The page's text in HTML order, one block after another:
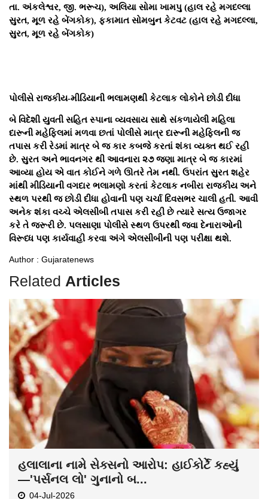
તા. અંકલેશ્વર, જી. ભરૂચ), અલિયા સોમા ખામપુ (હાલ રહે મગદલ્લા
સુરત, મૂળ રહે બેંગકોક), ફકામાત સોમબુન કેટવટ (હાલ રહે મગદલ્લા,
સુરત, મૂળ રહે બેંગકોક)
પોલીસે રાજકીય-મીડિયાની ભલામણથી કેટલાક લોકોને છોડી દીધા
બે વિદેશી યુવતી સહિત સ્પાના વ્યવસાય સાથે સંકળાયેલી મહિલા
દારૂની મહેફિલમાં મળવા છતાં પોલીસે માત્ર દારૂની મહેફિલની જ
તપાસ કરી રેડમાં માત્ર બે જ કાર કબજે કરતાં શંકા વ્યક્ત થઈ રહી
છે. સુરત અને ભાવનગર થી આવનારા ૨૭ જણા માત્ર બે જ કારમાં
આવ્યા હોય એ વાત કોઈને ગળે ઊતરે તેમ નથી. ઉપરાંત સુરત શહેર
માંથી મીડિયાની વગદાર ભલામણો કરતાં કેટલાક નબીરા રાજકીય અને
સ્થળ પરથી જ છોડી દીધા હોવાની પણ ચર્ચા દિવસભર ચાલી હતી. આવી
અનેક શંકા વચ્ચે એલસીબી તપાસ કરી રહી છે ત્યારે સત્ય ઉજાગર
કરે તે જરૂરી છે. પલસાણા પોલીસે સ્થળ ઉપરથી જવા દેનારાઓની
વિરૂધ્ધ પણ કાર્યવાહી કરવા અંગે એલસીબીની પણ પરીક્ષા થશે.
Author : Gujaratenews
Related Articles
હલાલાના નામે સેક્સનો આરોપ: હાઈકોર્ટે કહ્યું
—'પર્સનલ લો' ગુનાનો બ...
04-Jul-2026